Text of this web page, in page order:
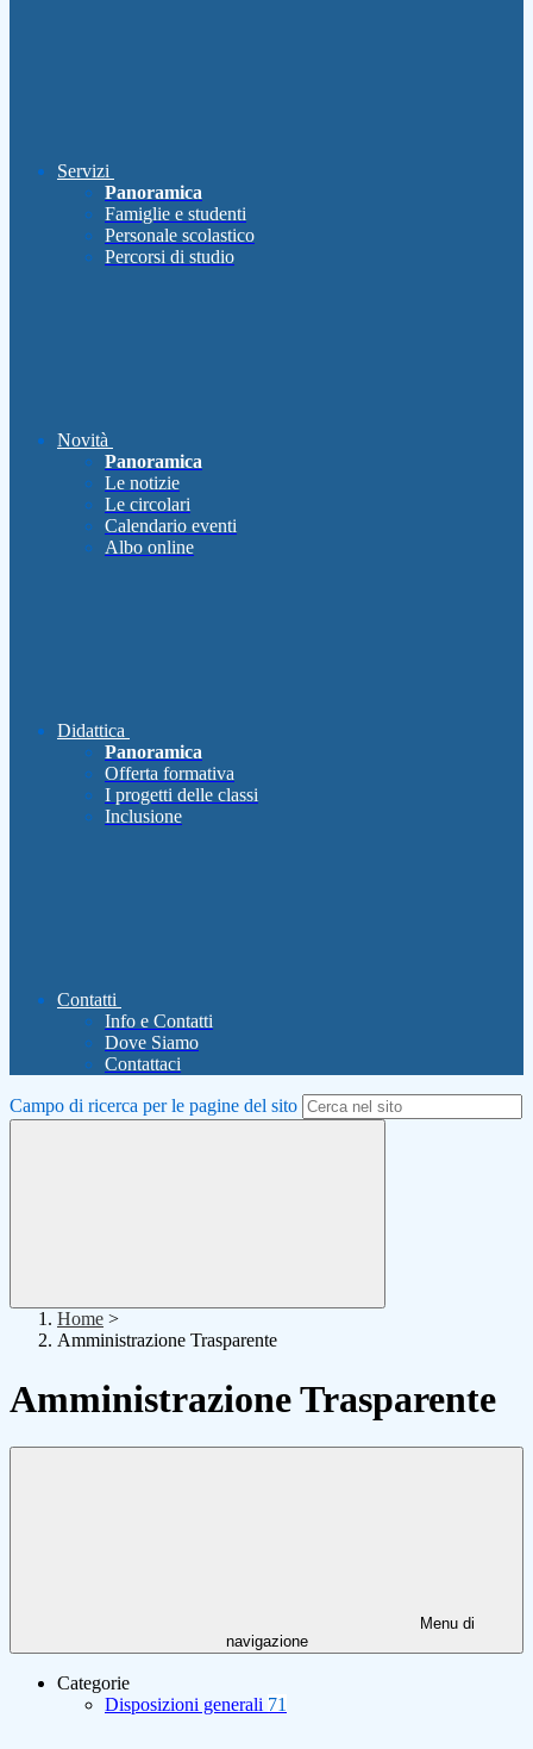
Servizi
Panoramica
Famiglie e studenti
Personale scolastico
Percorsi di studio
Novità
Panoramica
Le notizie
Le circolari
Calendario eventi
Albo online
Didattica
Panoramica
Offerta formativa
I progetti delle classi
Inclusione
Contatti
Info e Contatti
Dove Siamo
Contattaci
Campo di ricerca per le pagine del sito
Home >
Amministrazione Trasparente
Amministrazione Trasparente
Menu di
navigazione
Categorie
Disposizioni generali 71